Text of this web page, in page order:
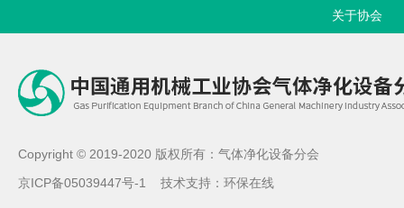
关于协会
Copyright © 2019-2020 版权所有：气体净化设备分会
京ICP备05039447号-1
技术支持： 环保在线